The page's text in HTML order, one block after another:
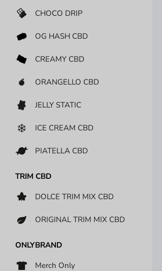
CHOCO DRIP
OG HASH CBD
CREAMY CBD
ORANGELLO CBD
JELLY STATIC
ICE CREAM CBD
PIATELLA CBD
TRIM CBD
DOLCE TRIM MIX CBD
ORIGINAL TRIM MIX CBD
ONLYBRAND
Merch Only